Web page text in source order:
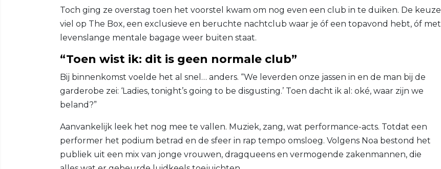
Toch ging ze overstag toen het voorstel kwam om nog even een club in te duiken. De keuze
viel op The Box, een exclusieve en beruchte nachtclub waar je óf een topavond hebt, óf met
levenslange mentale bagage weer buiten staat.
“Toen wist ik: dit is geen normale club”
Bij binnenkomst voelde het al snel… anders. “We leverden onze jassen in en de man bij de
garderobe zei: ‘Ladies, tonight’s going to be disgusting.’ Toen dacht ik al: oké, waar zijn we
beland?”
Aanvankelijk leek het nog mee te vallen. Muziek, zang, wat performance-acts. Totdat een
performer het podium betrad en de sfeer in rap tempo omsloeg. Volgens Noa bestond het
publiek uit een mix van jonge vrouwen, dragqueens en vermogende zakenmannen, die